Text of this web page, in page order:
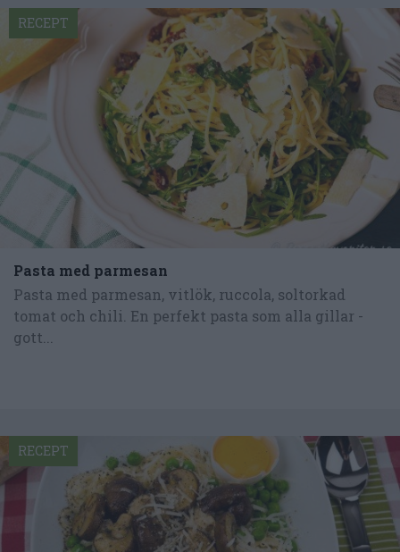
Pasta med parmesan
Pasta med parmesan, vitlök, ruccola, soltorkad
tomat och chili. En perfekt pasta som alla gillar -
gott...
RECEPT
RECEPT